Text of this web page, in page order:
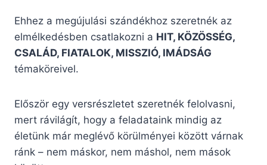
Ehhez a megújulási szándékhoz szeretnék az
elmélkedésben csatlakozni a HIT, KÖZÖSSÉG,
CSALÁD, FIATALOK, MISSZIÓ, IMÁDSÁG
témaköreivel.
Először egy versrészletet szeretnék felolvasni,
mert rávilágít, hogy a feladataink mindig az
életünk már meglévő körülményei között várnak
ránk – nem máskor, nem máshol, nem mások